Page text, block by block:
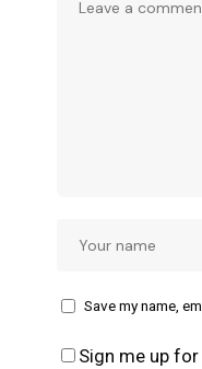
Save my name,
Sign me up